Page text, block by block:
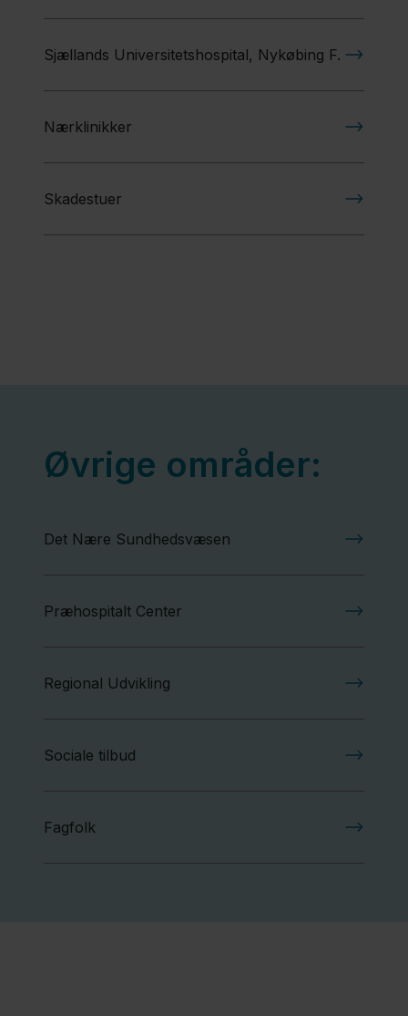
Sjællands Universitetshospital, Nykøbing F.
Nærklinikker
Skadestuer
Øvrige områder:
Det Nære Sundhedsvæsen
Præhospitalt Center
Regional Udvikling
Sociale tilbud
Fagfolk